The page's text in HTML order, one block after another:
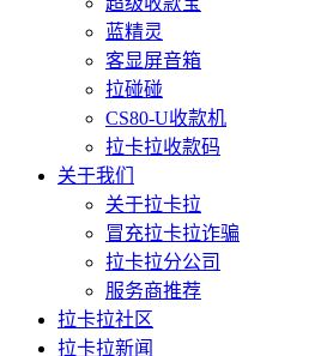
蓝精灵
客显屏音箱
拉碰碰
CS80-U收款机
拉卡拉收款码
关于我们
关于拉卡拉
冒充拉卡拉诈骗
拉卡拉分公司
服务商推荐
拉卡拉社区
拉卡拉新闻